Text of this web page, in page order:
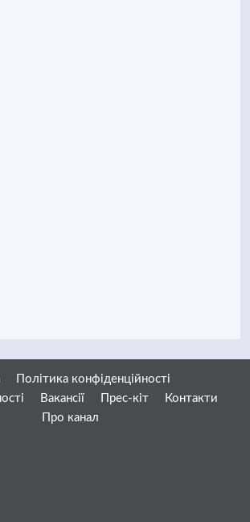
Політика конфіденційності
Вакансії Прес-кіт
Контакти
Про канал